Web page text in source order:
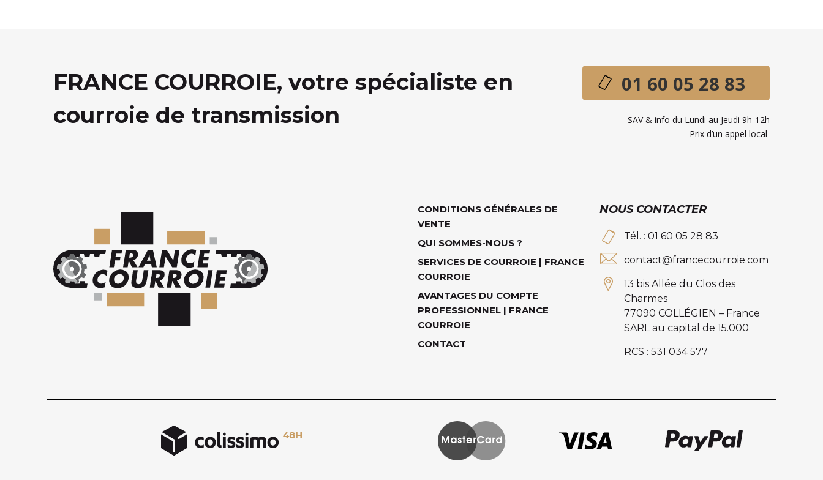
FRANCE COURROIE, votre spécialiste en
courroie de transmission
01 60 05 28 83
SAV & info du Lundi au Jeudi 9h-12h
Prix d’un appel local
CONDITIONS GÉNÉRALES DE
VENTE
QUI SOMMES-NOUS ?
SERVICES DE COURROIE | FRANCE
COURROIE
AVANTAGES DU COMPTE
PROFESSIONNEL | FRANCE
COURROIE
CONTACT
NOUS CONTACTER
Tél. : 01 60 05 28 83
contact@francecourroie.com
13 bis Allée du Clos des
Charmes
77090 COLLÉGIEN – France
SARL au capital de 15.000
RCS : 531 034 577